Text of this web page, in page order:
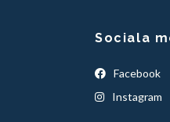
Sociala
Facebook
Instagram